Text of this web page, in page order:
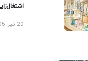
20 تیر 1405